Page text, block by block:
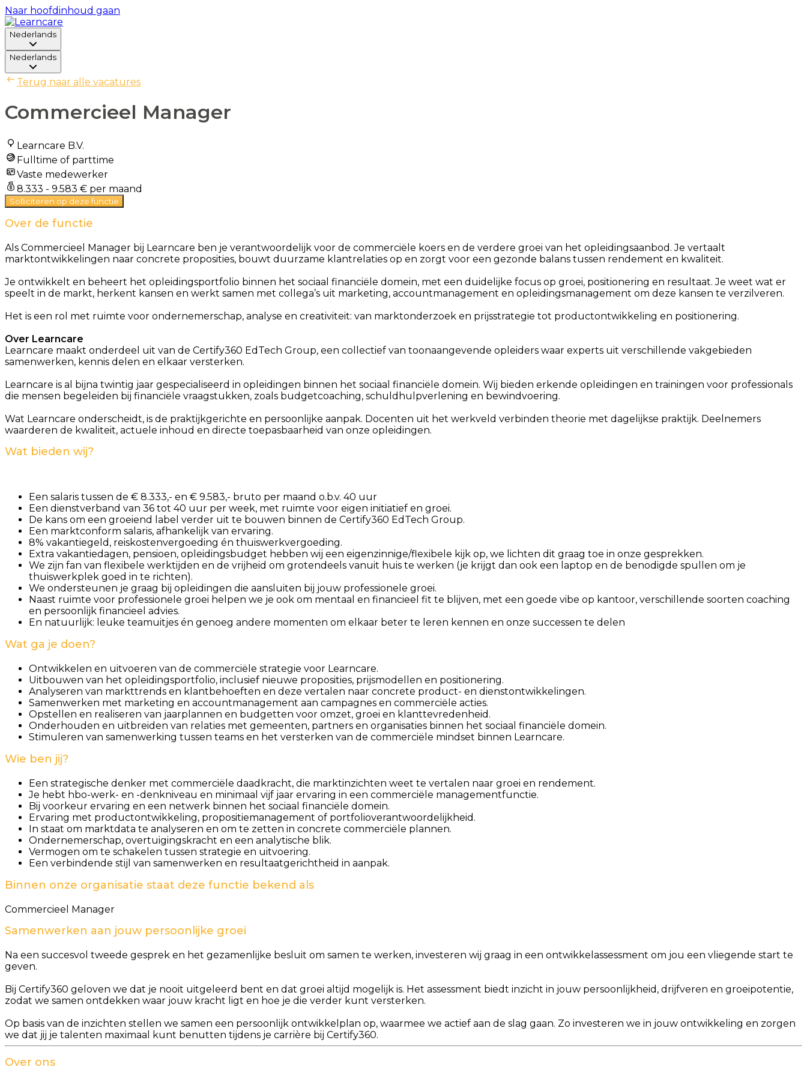
Naar hoofdinhoud gaan
Nederlands
Nederlands
Terug naar alle vacatures
Commercieel Manager
Learncare B.V.
Fulltime of parttime
Vaste medewerker
8.333 - 9.583 € per maand
Solliciteren op deze functie
Over de functie
Als Commercieel Manager bij Learncare ben je verantwoordelijk voor de commerciële koers en de verdere groei van het opleidingsaanbod. Je vertaalt
marktontwikkelingen naar concrete proposities, bouwt duurzame klantrelaties op en zorgt voor een gezonde balans tussen rendement en kwaliteit.
Je ontwikkelt en beheert het opleidingsportfolio binnen het sociaal financiële domein, met een duidelijke focus op groei, positionering en resultaat. Je weet wat er
speelt in de markt, herkent kansen en werkt samen met collega’s uit marketing, accountmanagement en opleidingsmanagement om deze kansen te verzilveren.
Het is een rol met ruimte voor ondernemerschap, analyse en creativiteit: van marktonderzoek en prijsstrategie tot productontwikkeling en positionering.
Over Learncare
Learncare maakt onderdeel uit van de Certify360 EdTech Group, een collectief van toonaangevende opleiders waar experts uit verschillende vakgebieden
samenwerken, kennis delen en elkaar versterken.
Learncare is al bijna twintig jaar gespecialiseerd in opleidingen binnen het sociaal financiële domein. Wij bieden erkende opleidingen en trainingen voor professionals
die mensen begeleiden bij financiële vraagstukken, zoals budgetcoaching, schuldhulpverlening en bewindvoering.
Wat Learncare onderscheidt, is de praktijkgerichte en persoonlijke aanpak. Docenten uit het werkveld verbinden theorie met dagelijkse praktijk. Deelnemers
waarderen de kwaliteit, actuele inhoud en directe toepasbaarheid van onze opleidingen.
Wat bieden wij?
Een salaris tussen de € 8.333,- en € 9.583,- bruto per maand o.b.v. 40 uur
Een dienstverband van 36 tot 40 uur per week, met ruimte voor eigen initiatief en groei.
De kans om een groeiend label verder uit te bouwen binnen de Certify360 EdTech Group.
Een marktconform salaris, afhankelijk van ervaring.
8% vakantiegeld, reiskostenvergoeding én thuiswerkvergoeding.
Extra vakantiedagen, pensioen, opleidingsbudget hebben wij een eigenzinnige/flexibele kijk op, we lichten dit graag toe in onze gesprekken.
We zijn fan van flexibele werktijden en de vrijheid om grotendeels vanuit huis te werken (je krijgt dan ook een laptop en de benodigde spullen om je
thuiswerkplek goed in te richten).
We ondersteunen je graag bij opleidingen die aansluiten bij jouw professionele groei.
Naast ruimte voor professionele groei helpen we je ook om mentaal en financieel fit te blijven, met een goede vibe op kantoor, verschillende soorten coaching
en persoonlijk financieel advies.
En natuurlijk: leuke teamuitjes én genoeg andere momenten om elkaar beter te leren kennen en onze successen te delen
Wat ga je doen?
Ontwikkelen en uitvoeren van de commerciële strategie voor Learncare.
Uitbouwen van het opleidingsportfolio, inclusief nieuwe proposities, prijsmodellen en positionering.
Analyseren van markttrends en klantbehoeften en deze vertalen naar concrete product- en dienstontwikkelingen.
Samenwerken met marketing en accountmanagement aan campagnes en commerciële acties.
Opstellen en realiseren van jaarplannen en budgetten voor omzet, groei en klanttevredenheid.
Onderhouden en uitbreiden van relaties met gemeenten, partners en organisaties binnen het sociaal financiële domein.
Stimuleren van samenwerking tussen teams en het versterken van de commerciële mindset binnen Learncare.
Wie ben jij?
Een strategische denker met commerciële daadkracht, die marktinzichten weet te vertalen naar groei en rendement.
Je hebt hbo-werk- en -denkniveau en minimaal vijf jaar ervaring in een commerciële managementfunctie.
Bij voorkeur ervaring en een netwerk binnen het sociaal financiële domein.
Ervaring met productontwikkeling, propositiemanagement of portfolioverantwoordelijkheid.
In staat om marktdata te analyseren en om te zetten in concrete commerciële plannen.
Ondernemerschap, overtuigingskracht en een analytische blik.
Vermogen om te schakelen tussen strategie en uitvoering.
Een verbindende stijl van samenwerken en resultaatgerichtheid in aanpak.
Binnen onze organisatie staat deze functie bekend als
Commercieel Manager
Samenwerken aan jouw persoonlijke groei
Na een succesvol tweede gesprek en het gezamenlijke besluit om samen te werken, investeren wij graag in een ontwikkelassessment om jou een vliegende start te
geven.
Bij Certify360 geloven we dat je nooit uitgeleerd bent en dat groei altijd mogelijk is. Het assessment biedt inzicht in jouw persoonlijkheid, drijfveren en groeipotentie,
zodat we samen ontdekken waar jouw kracht ligt en hoe je die verder kunt versterken.
Op basis van de inzichten stellen we samen een persoonlijk ontwikkelplan op, waarmee we actief aan de slag gaan. Zo investeren we in jouw ontwikkeling en zorgen
we dat jij je talenten maximaal kunt benutten tijdens je carrière bij Certify360.
Over ons